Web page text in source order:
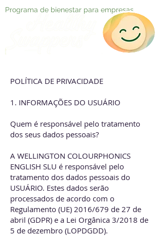
Programa de bienestar para empresas
POLÍTICA DE PRIVACIDADE
1. INFORMAÇÕES DO USUÁRIO
Quem é responsável pelo tratamento
dos seus dados pessoais?
A WELLINGTON COLOURPHONICS
ENGLISH SLU é responsável pelo
tratamento dos dados pessoais do
USUÁRIO. Estes dados serão
processados de acordo com o
Regulamento (UE) 2016/679 de 27 de
abril (GDPR) e a Lei Orgânica 3/2018 de
5 de dezembro (LOPDGDD).